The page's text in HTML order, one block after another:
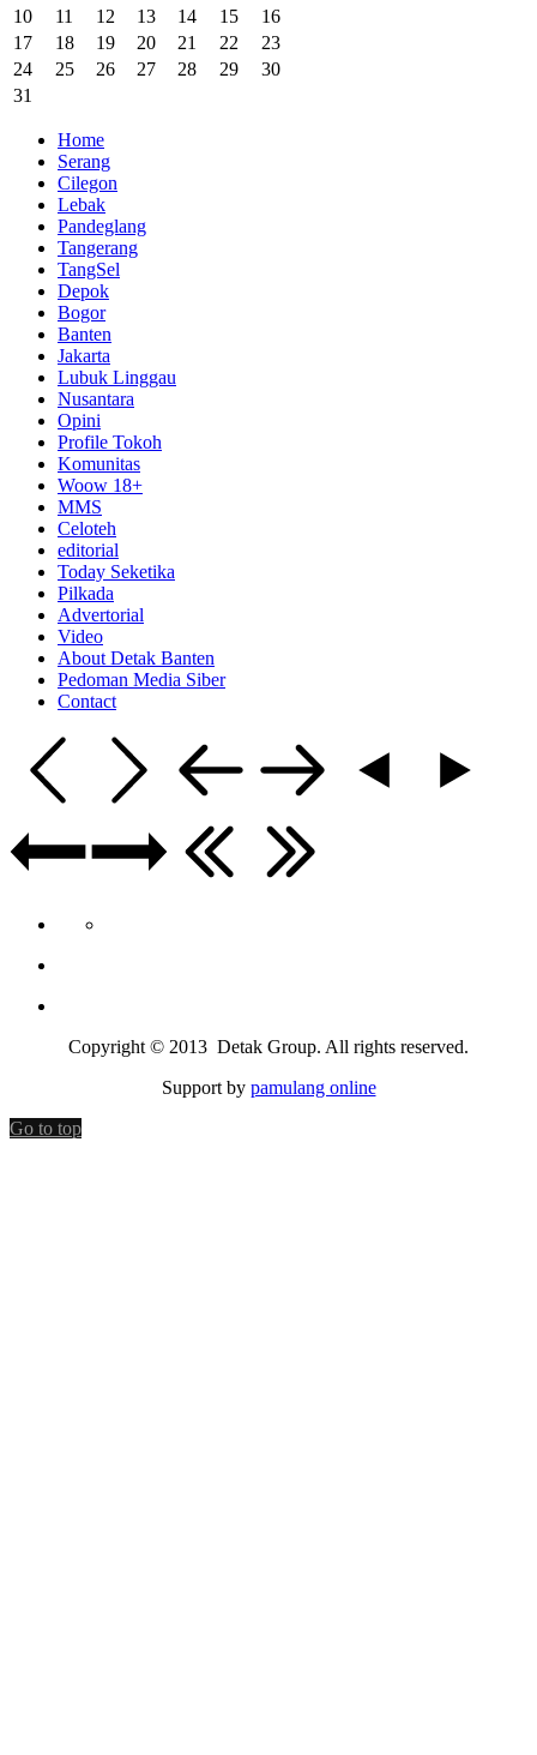
10
11 12 13 14 15
16
17
18 19 20 21 22
23
24
25 26 27 28 29
30
31
Home
Serang
Cilegon
Lebak
Pandeglang
Tangerang
TangSel
Depok
Bogor
Banten
Jakarta
Lubuk Linggau
Nusantara
Opini
Profile Tokoh
Komunitas
Woow 18+
MMS
Celoteh
editorial
Today Seketika
Pilkada
Advertorial
Video
About Detak Banten
Pedoman Media Siber
Contact
Copyright © 2013 Detak Group. All rights reserved.
Support by pamulang online
Go to top